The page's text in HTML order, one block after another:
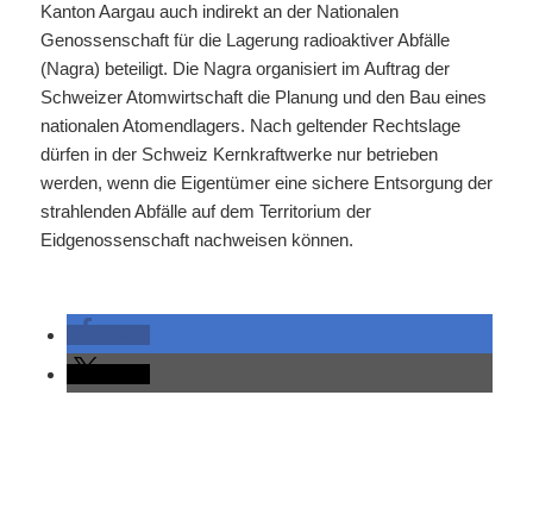
Kanton Aargau auch indirekt an der Nationalen
Genossenschaft für die Lagerung radioaktiver Abfälle
(Nagra) beteiligt. Die Nagra organisiert im Auftrag der
Schweizer Atomwirtschaft die Planung und den Bau eines
nationalen Atomendlagers. Nach geltender Rechtslage
dürfen in der Schweiz Kernkraftwerke nur betrieben
werden, wenn die Eigentümer eine sichere Entsorgung der
strahlenden Abfälle auf dem Territorium der
Eidgenossenschaft nachweisen können.